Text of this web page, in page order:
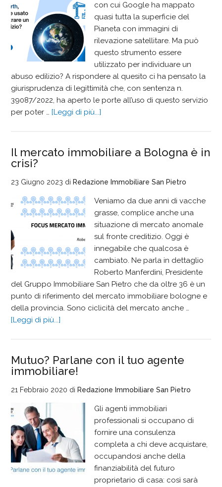
con cui Google ha mappato
quasi tutta la superficie del
Pianeta con immagini di
rilevazione satellitare. Ma può
questo strumento essere
utilizzato per individuare un
abuso edilizio? A rispondere al quesito ci ha pensato la
giurisprudenza di legittimità che, con sentenza n.
39087/2022, ha aperto le porte all’uso di questo servizio
per poter …[Leggi di più...]
Il mercato immobiliare a Bologna è in
crisi?
23 Giugno 2023 di Redazione Immobiliare San Pietro
Veniamo da due anni di vacche
grasse, complice anche una
situazione di mercato anomale
sul fronte creditizio. Oggi è
innegabile che qualcosa è
cambiato. Ne parla in dettaglio
Roberto Manferdini, Presidente
del Gruppo Immobiliare San Pietro che da oltre 36 è un
punto di riferimento del mercato immobiliare bologne e
della provincia. Sono ciclicità del mercato anche …
[Leggi di più...]
Mutuo? Parlane con il tuo agente
immobiliare!
21 Febbraio 2020 di Redazione Immobiliare San Pietro
Gli agenti immobiliari
professionali si occupano di
fornire una consulenza
completa a chi deve acquistare,
occupandosi anche della
finanziabilità del futuro
proprietario di casa: così sarà